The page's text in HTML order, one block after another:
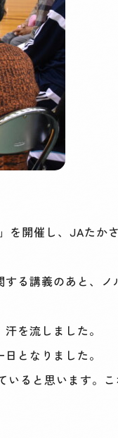
を開催し、JAたか
る講義のあと、ノ
を流しました。
となりました。
ると思います。こ